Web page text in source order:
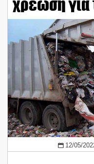
χρέωση για
12/05/